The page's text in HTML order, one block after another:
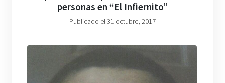
personas en “El Infiernito”
Publicado el 31 octubre, 2017